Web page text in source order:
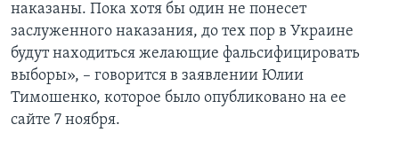
наказаны. Пока хотя бы один не понесет
заслуженного наказания, до тех пор в Украине
будут находиться желающие фальсифицировать
выборы», – говорится в заявлении Юлии
Тимошенко, которое было опубликовано на ее
сайте 7 ноября.